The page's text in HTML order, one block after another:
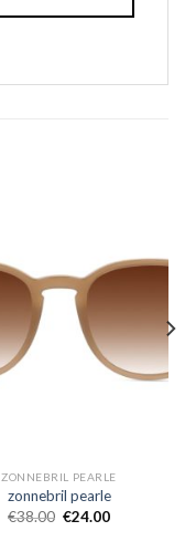
ZONNEBRIL PEARLE
zonnebril pearle
€38.00 €24.00